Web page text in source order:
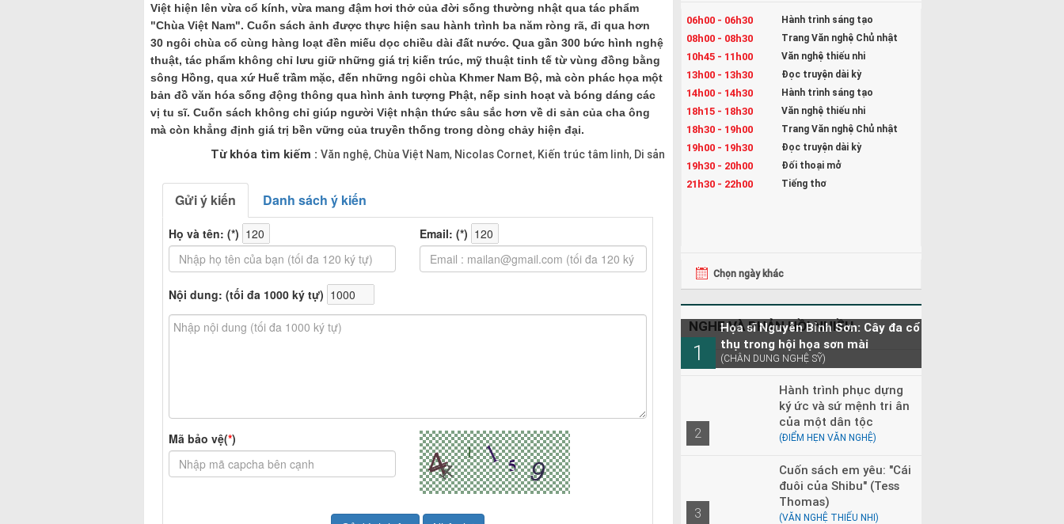
Việt hiện lên vừa cổ kính, vừa mang đậm hơi thở của đời sống thường nhật qua tác phẩm
"Chùa Việt Nam". Cuốn sách ảnh được thực hiện sau hành trình ba năm ròng rã, đi qua hơn
30 ngôi chùa cổ cùng hàng loạt đền miếu dọc chiều dài đất nước. Qua gần 300 bức hình nghệ
thuật, tác phẩm không chỉ lưu giữ những giá trị kiến trúc, mỹ thuật tinh tế từ vùng đồng bằng
sông Hồng, qua xứ Huế trầm mặc, đến những ngôi chùa Khmer Nam Bộ, mà còn phác họa một
bản đồ văn hóa sống động thông qua hình ảnh tượng Phật, nếp sinh hoạt và bóng dáng các
vị tu sĩ. Cuốn sách không chỉ giúp người Việt nhận thức sâu sắc hơn về di sản của cha ông
mà còn khẳng định giá trị bền vững của truyền thống trong dòng chảy hiện đại.
Từ khóa tìm kiếm : Văn nghệ, Chùa Việt Nam, Nicolas Cornet, Kiến trúc tâm linh, Di sản
06h00 - 06h30 Hành trình sáng tạo
08h00 - 08h30 Trang Văn nghệ Chủ nhật
10h45 - 11h00 Văn nghệ thiếu nhi
13h00 - 13h30 Đọc truyện dài kỳ
14h00 - 14h30 Hành trình sáng tạo
18h15 - 18h30 Văn nghệ thiếu nhi
18h30 - 19h00 Trang Văn nghệ Chủ nhật
19h00 - 19h30 Đọc truyện dài kỳ
19h30 - 20h00 Đối thoại mở
21h30 - 22h00 Tiếng thơ
Chọn ngày khác
NGHE VÀ PHẢN HỒI NHIỀU
1
Họa sĩ Nguyễn Bỉnh Sơn: Cây đa cổ
thụ trong hội họa sơn mài
(CHÂN DUNG NGHỆ SỸ)
2
Hành trình phục dựng
ký ức và sứ mệnh tri ân
của một dân tộc
(ĐIỂM HẸN VĂN NGHỆ)
3
Cuốn sách em yêu: "Cái
đuôi của Shibu" (Tess
Thomas)
(VĂN NGHỆ THIẾU NHI)